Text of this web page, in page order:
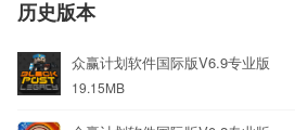
历史版本
众赢计划软件国际版V6.9专业版
19.15MB